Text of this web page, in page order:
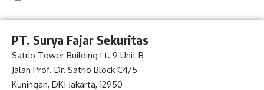
PT. Surya Fajar Sekuritas
Satrio Tower Building Lt. 9 Unit B
Jalan Prof. Dr. Satrio Block C4/5
Kuningan, DKI Jakarta, 12950